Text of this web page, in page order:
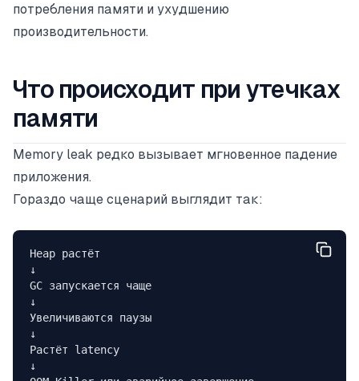
потребления памяти и ухудшению
производительности.
Что происходит при утечках
памяти
Memory leak редко вызывает мгновенное падение
приложения.
Гораздо чаще сценарий выглядит так:
Heap растёт
↓
GC запускается чаще
↓
Увеличиваются паузы
↓
Растёт latency
↓